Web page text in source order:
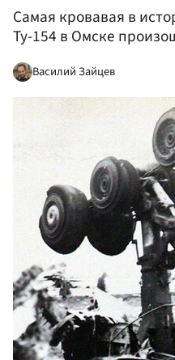
Самая кровавая в
Ту-154 в Омске
Василий Зайцев